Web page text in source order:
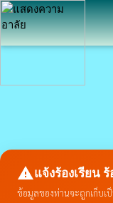
report_problemแจ้งร้องเรียน
ข้อมูลของท่านจะถูกเก็บเ